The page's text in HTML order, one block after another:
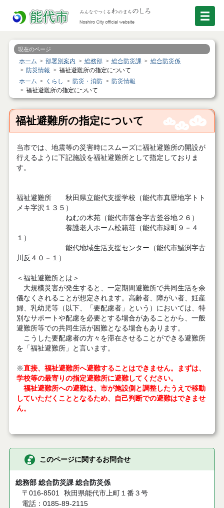
現在のページ
ホーム 部署別案内 総務部 総合防災課
総合防災係
防災情報
福祉避難所の指定について
ホーム
くらし 防災・消防
防災情報
福祉避難所の指定について
福祉避難所の指定について
当市では、地震等の災害時にスムーズに福祉避難所の開設が
行えるように下記施設を福祉避難所として指定しておりま
す。
福祉避難所 秋田県立能代支援学校（能代市真壁地字トト
メキ字沢１３５）
ねむの木苑（能代市落合字古釜谷地２６）
養護老人ホーム松籟荘（能代市緑町９－４
１）
能代地域生活支援センター（能代市鰄渕字古
川反４０－１）
＜福祉避難所とは＞
大規模災害が発生すると、一定期間避難所で共同生活を余
儀なくされることが想定されます。高齢者、障がい者、妊産
婦、乳幼児等（以下、「要配慮者」という）においては、特
別なサポートや配慮を必要とする場合があることから、一般
避難所等での共同生活が困難となる場合もあります。
こうした要配慮者の方々を滞在させることができる避難所
を「福祉避難所」と言います。
※直接、福祉避難所へ避難することはできません。まずは、
学校等の最寄りの指定避難所に避難してください。
福祉避難所への避難は、市が施設側と調整したうえで移動
していただくこととなるため、自己判断での避難はできませ
ん。
このページに関するお問合せ
総務部 総合防災課 総合防災係
〒016-8501
秋田県能代市上町１番３号
電話：0185-89-2115